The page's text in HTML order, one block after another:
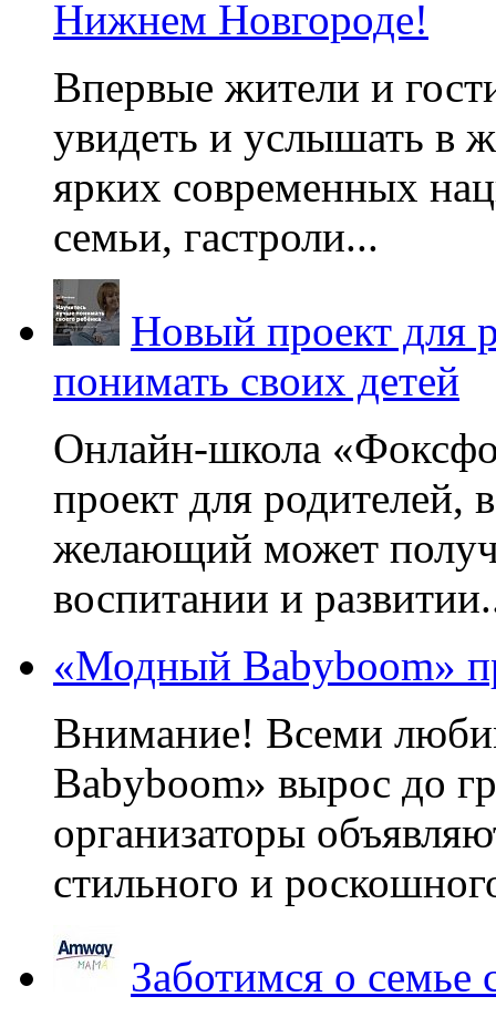
Нижнем Новгороде!
Впервые жители и
увидеть и услышать в
ярких современных
семьи, гастроли...
Новый проект для
понимать своих детей
Онлайн-школа
проект для родителей,
желающий может
воспитании и
«Модный Babyboom»
Внимание! Всеми
Babyboom» вырос до
организаторы
стильного и
Заботимся о